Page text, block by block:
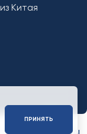
Китая
by CompanionAI
ПРИНЯТЬ